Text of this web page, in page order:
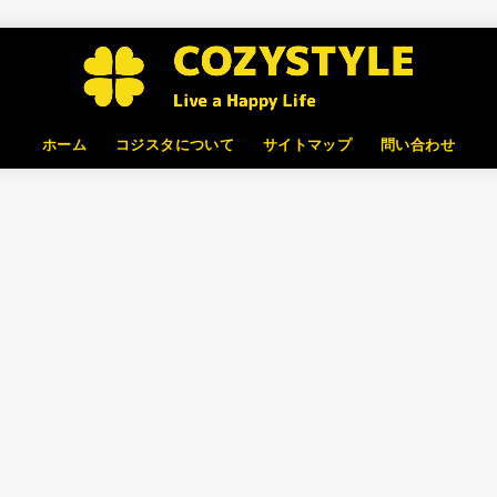
ホーム コジスタについて サイトマップ 問い合わせ